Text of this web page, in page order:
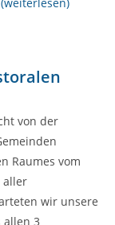
von der
Raumes vom
aller
wir unsere
allen 3